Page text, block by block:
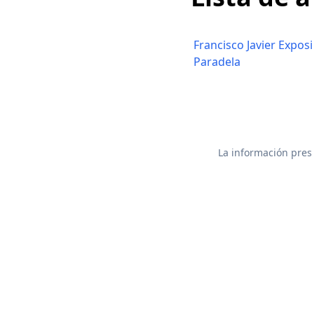
Francisco Javier
Paradela
La información